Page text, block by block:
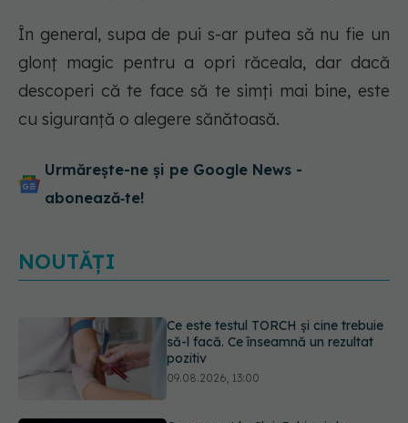
În general, supa de pui s-ar putea să nu fie un
glonț magic pentru a opri răceala, dar dacă
descoperi că te face să te simți mai bine, este
cu siguranță o alegere sănătoasă.
Urmărește-ne și pe Google News -
abonează‑te!
NOUTĂȚI
Caz șocant la Cluj. Echipaj de
ambulanță atacat în timpul unei
misiuni în Cluj. Șoferul a ajuns la
operație.